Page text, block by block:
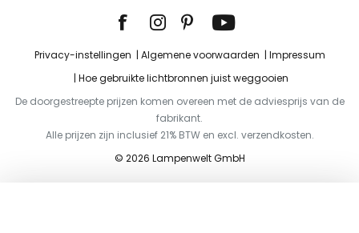
Privacy-instellingen Algemene voorwaarden
Impressum
Hoe gebruikte lichtbronnen juist weggooien
De doorgestreepte prijzen komen overeen met de adviesprijs van de
fabrikant.
Alle prijzen zijn inclusief 21% BTW en excl. verzendkosten.
© 2026 Lampenwelt GmbH